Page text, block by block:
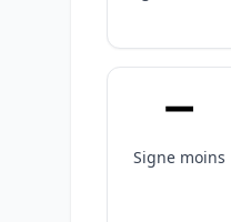
➖️
Signe moins